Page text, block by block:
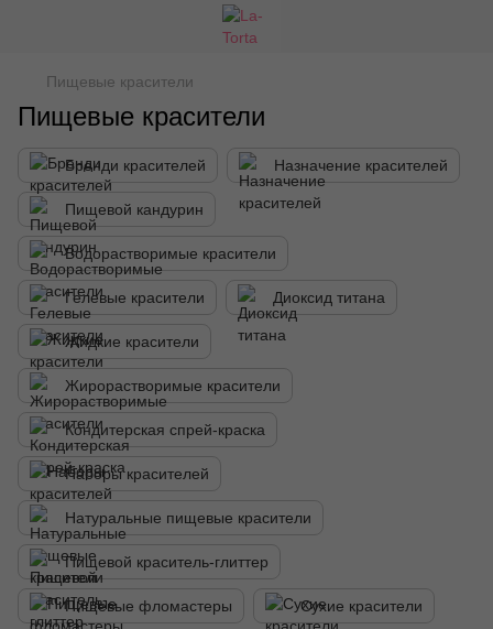
Пищевые красители
Пищевые красители
Бренди красителей Назначение красителей
Пищевой кандурин
Водорастворимые красители
Гелевые красители Диоксид титана
Жидкие красители
Жирорастворимые красители
Кондитерская спрей-краска
Наборы красителей
Натуральные пищевые красители
Пищевой краситель-глиттер
Пищевые фломастеры Сухие красители